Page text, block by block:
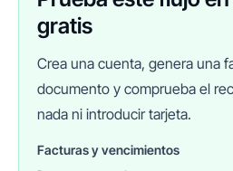
gratis
Crea una cuenta, genera una
documento y comprueba el
nada ni introducir tarjeta.
Facturas y vencimientos